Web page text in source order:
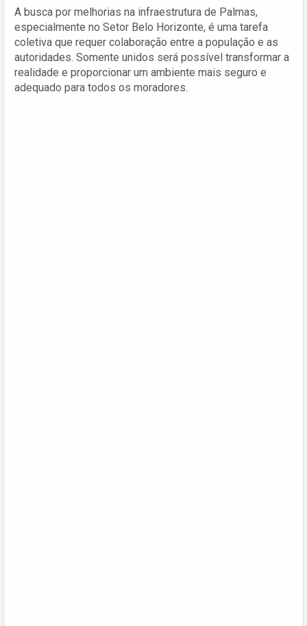
A busca por melhorias na infraestrutura de Palmas,
especialmente no Setor Belo Horizonte, é uma tarefa
coletiva que requer colaboração entre a população e as
autoridades. Somente unidos será possível transformar a
realidade e proporcionar um ambiente mais seguro e
adequado para todos os moradores.